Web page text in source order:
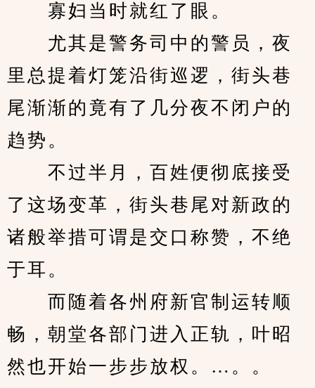
寡妇当时就红了眼。
尤其是警务司中的警员，夜
里总提着灯笼沿街巡逻，街头巷
尾渐渐的竟有了几分夜不闭户的
趋势。
不过半月，百姓便彻底接受
了这场变革，街头巷尾对新政的
诸般举措可谓是交口称赞，不绝
于耳。
而随着各州府新官制运转顺
畅，朝堂各部门进入正轨，叶昭
然也开始一步步放权。…。。